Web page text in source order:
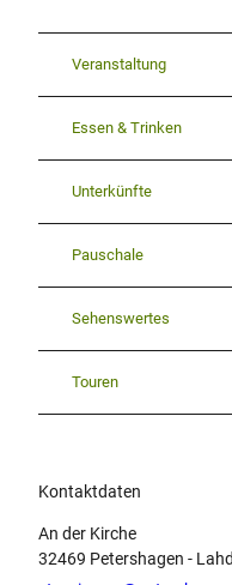
Veranstaltung
Essen & Trinken
Unterkünfte
Pauschale
Sehenswertes
Touren
Kontaktdaten
An der Kirche
32469 Petershagen -